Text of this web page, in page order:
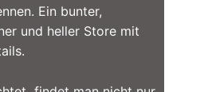
Ein bunter,
und heller Store mit